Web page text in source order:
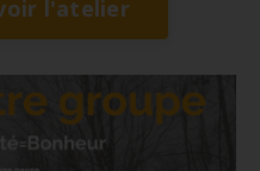
l'atelier